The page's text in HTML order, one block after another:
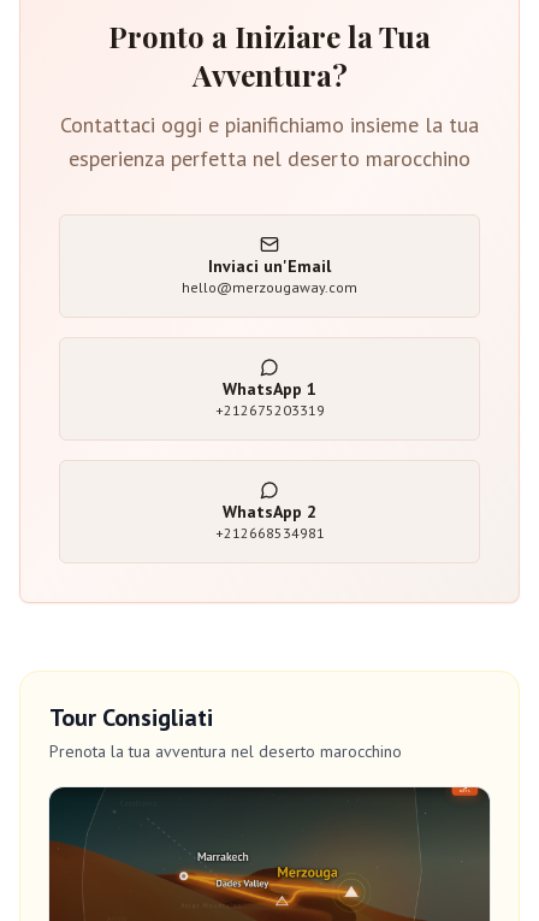
Pronto a Iniziare la Tua
Avventura?
Contattaci oggi e pianifichiamo insieme la tua
esperienza perfetta nel deserto marocchino
Inviaci un'Email
hello@merzougaway.com
WhatsApp 1
+212675203319
WhatsApp 2
+212668534981
Tour Consigliati
Prenota la tua avventura nel deserto marocchino